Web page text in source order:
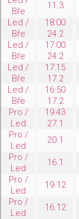
Bře
11.3
Led /
Bře
18:00
24.2
Led /
Bře
17:00
24.2
Led /
Bře
17:15
17.2
Led /
Bře
16:50
17.2
Pro /
Led
19:43
27.1
Pro /
Led
20.1
Pro /
Led
16.1
Pro /
Led
19.12
Pro /
Led
16.12